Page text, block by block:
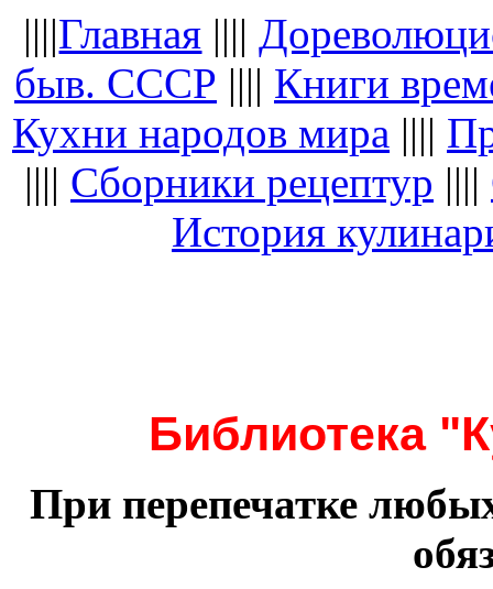
||||Главная ||||
быв. СССР |||| Книги
Кухни народов мира ||||
|||| Сборники рецептур ||||
История
Библиотека
При перепечатке